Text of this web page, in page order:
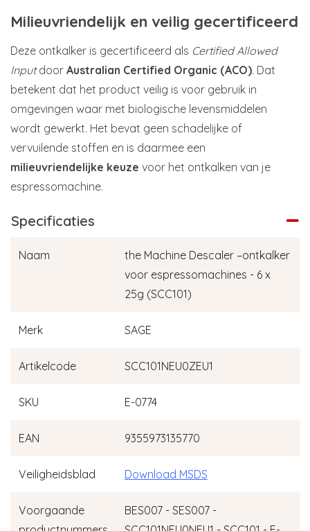
Milieuvriendelijk en veilig gecertificeerd
Deze ontkalker is gecertificeerd als Certified Allowed
Inputdoor Australian Certified Organic (ACO). Dat
betekent dat het product veilig is voor gebruik in
omgevingen waar met biologische levensmiddelen
wordt gewerkt. Het bevat geen schadelijke of
vervuilende stoffen en is daarmee een
milieuvriendelijke keuze voor het ontkalken van je
espressomachine.
Specificaties
Naam
the Machine Descaler –ontkalker
voor espressomachines - 6 x
25g (SCC101)
Merk SAGE
Artikelcode SCC101NEU0ZEU1
SKU E-0774
EAN 9355973135770
Veiligheidsblad Download MSDS
Voorgaande
BES007 - SES007 -